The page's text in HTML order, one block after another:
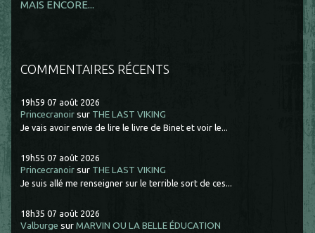
MAIS ENCORE...
COMMENTAIRES RÉCENTS
19h59 07 août 2026
Princecranoir sur THE LAST VIKING
Je vais avoir envie de lire le livre de Binet et voir le...
19h55 07 août 2026
Princecranoir sur THE LAST VIKING
Je suis allé me renseigner sur le terrible sort de ces...
18h35 07 août 2026
Valburge surMARVIN OU LA BELLE ÉDUCATION